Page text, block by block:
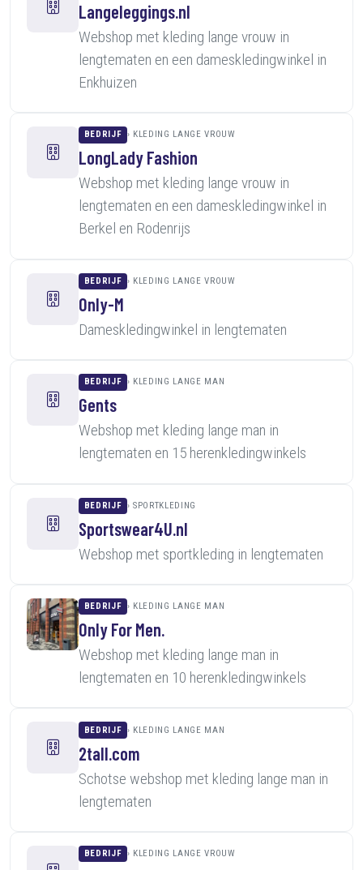
Langeleggings.nl
Webshop met kleding lange vrouw in
lengtematen en een dameskledingwinkel in
Enkhuizen
BEDRIJF KLEDING LANGE VROUW
LongLady Fashion
Webshop met kleding lange vrouw in
lengtematen en een dameskledingwinkel in
Berkel en Rodenrijs
BEDRIJF KLEDING LANGE VROUW
Only-M
Dameskledingwinkel in lengtematen
BEDRIJF KLEDING LANGE MAN
Gents
Webshop met kleding lange man in
lengtematen en 15 herenkledingwinkels
BEDRIJF SPORTKLEDING
Sportswear4U.nl
Webshop met sportkleding in lengtematen
BEDRIJF KLEDING LANGE MAN
Only For Men.
Webshop met kleding lange man in
lengtematen en 10 herenkledingwinkels
BEDRIJF KLEDING LANGE MAN
2tall.com
Schotse webshop met kleding lange man in
lengtematen
BEDRIJF KLEDING LANGE VROUW